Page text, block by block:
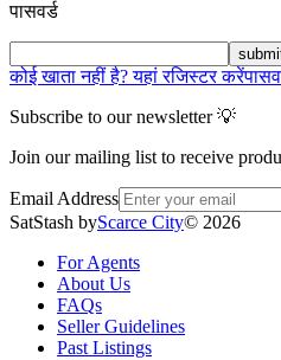
पासवर्ड
कोई खाता नहीं है? यहां रजिस्टर करें
Subscribe to our newsletter 💡
Join our mailing list to receive
Email Address
SatStash byScarce City© 2026
For Agents
About Us
FAQs
Seller Guidelines
Past Listings